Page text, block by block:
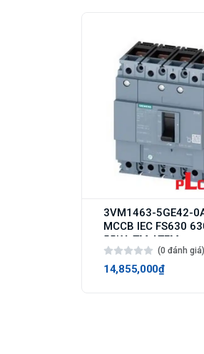
3VM1463-5GE42-
MCCB IEC FS630
55KA TM ATFM
(0 đánh giá)
14,855,000₫